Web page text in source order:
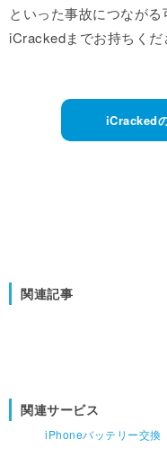
といった事故につなが
iCrackedまでお持ちくだ
iCracked
関連記事
関連サービス
iPhoneバッテリー交換